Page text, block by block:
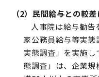
（2）民間給与との較
人事院は給与勧告
家公務員給与等実
実態調査」を実施
態調査」は、企業